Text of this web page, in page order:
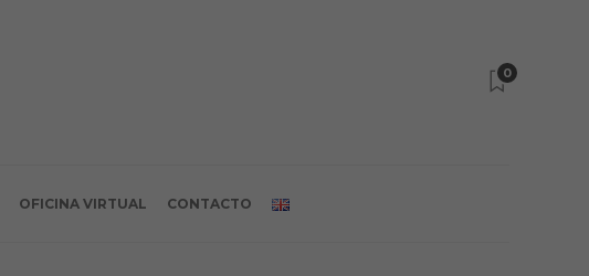
0
OFICINA VIRTUAL CONTACTO